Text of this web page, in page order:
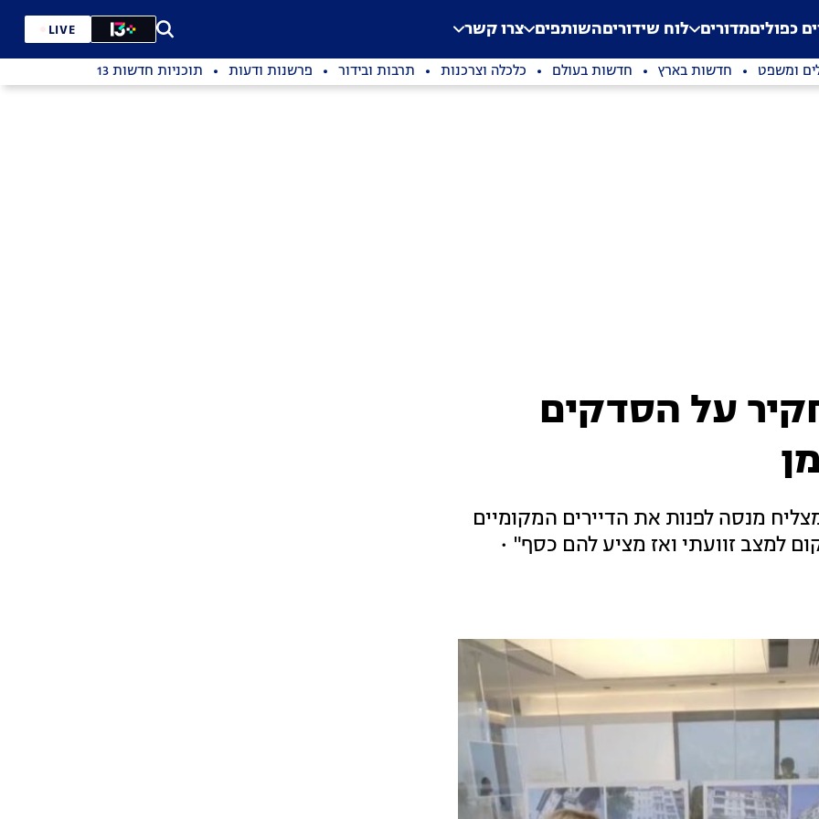
Application error: a
. כפוליםמדורים לוח שידוריםהשותפים צרו קשר LIVE
ומשפט חדשות בארץ חדשות בעולם כלכלה וצרכנות תרבות ובידור פרשנות ודעות תוכניות חדשות 13
על הסדקים
מנסה לפנות את הדיירים המקומיים
למצב זוועתי ואז מציע להם כסף" •